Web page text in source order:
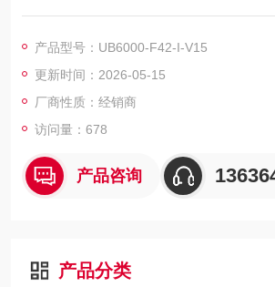
42, 外壳: ABS, 连接类型: 连接器 M12 x 1 ,
产品型号：UB6000-F42-I-V15
更新时间：2026-05-15
厂商性质：经销商
访问量：678
产品咨询
产品分类